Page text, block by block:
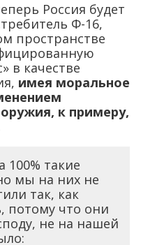
Россия будет
Ф-16,
пространстве
в качестве
имея моральное
к примеру,
100% такие
мы на них не
так, как
потому что они
не на нашей